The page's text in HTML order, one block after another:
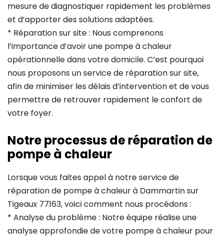
mesure de diagnostiquer rapidement les problèmes
et d’apporter des solutions adaptées.
* Réparation sur site : Nous comprenons
l’importance d’avoir une pompe à chaleur
opérationnelle dans votre domicile. C’est pourquoi
nous proposons un service de réparation sur site,
afin de minimiser les délais d’intervention et de vous
permettre de retrouver rapidement le confort de
votre foyer.
Notre processus de réparation de
pompe à chaleur
Lorsque vous faites appel à notre service de
réparation de pompe à chaleur à Dammartin sur
Tigeaux 77163, voici comment nous procédons :
* Analyse du problème : Notre équipe réalise une
analyse approfondie de votre pompe à chaleur pour